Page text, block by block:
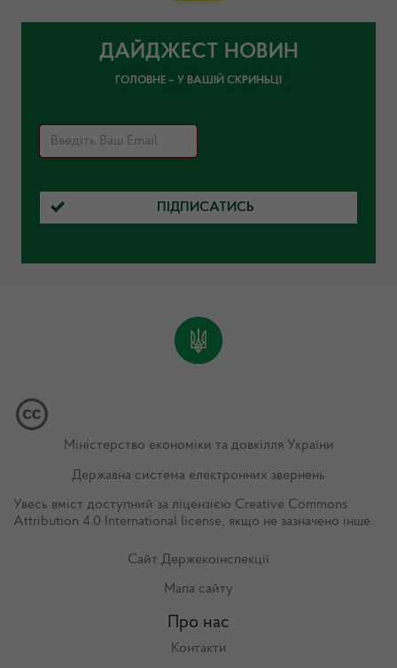
ДАЙДЖЕСТ НОВИН
ГОЛОВНЕ – У ВАШІЙ СКРИНЬЦІ
ПІДПИСАТИСЬ
Міністерство економіки та довкілля України
Державна система електронних звернень
Увесь вміст доступний за ліцензією Creative Commons
Attribution 4.0 International license, якщо не зазначено інше.
Сайт Держекоінспекції
Мапа сайту
Про нас
Контакти